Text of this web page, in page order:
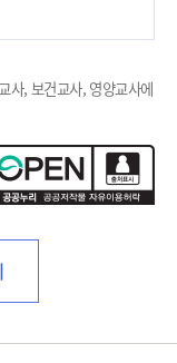
사, 보건교사, 영양교사에